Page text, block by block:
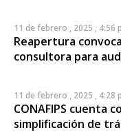
11 de febrero , 2025 , 4:56
Reapertura
consultora para
11 de febrero , 2025 , 4:28
CONAFIPS cuenta
simplificación de